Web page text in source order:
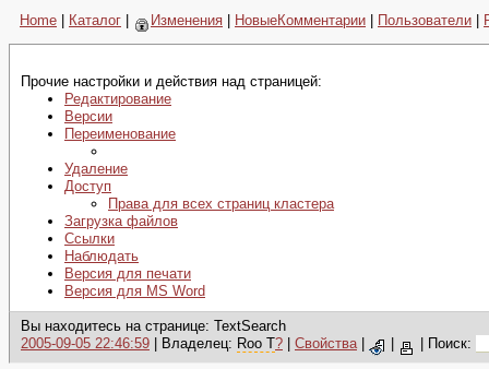
Home Каталог Изменения НовыеКомментарии Пользователи
Прочие настройки и действия над страницей:
Редактирование
Версии
Переименование
Удаление
Доступ
Права для всех страниц кластера
Загрузка файлов
Ссылки
Наблюдать
Версия для печати
Версия для MS Word
Вы находитесь на странице: TextSearch
2005-09-05 22:46:59 | Владелец: Roo T? Свойства| Поиск: